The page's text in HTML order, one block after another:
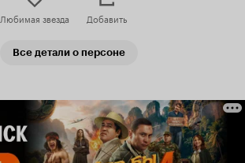
Любимая звезда Добавить
Все детали о персоне